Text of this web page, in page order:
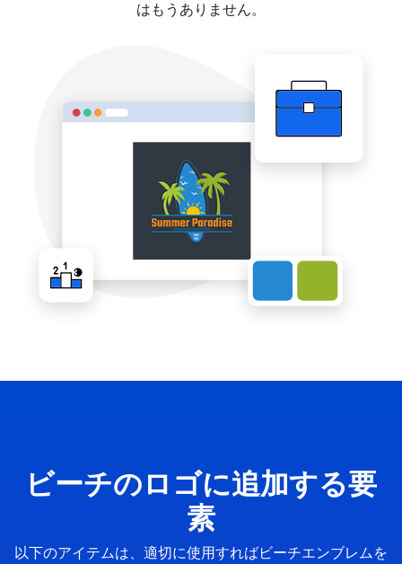
はもうありません。
ビーチのロゴに追加する要
素
以下のアイテムは、適切に使用すればビーチエンブレムを